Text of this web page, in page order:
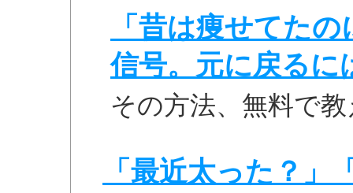
「昔は痩せてた
信号。元に戻るに
その方法、無料で
「最近太った？